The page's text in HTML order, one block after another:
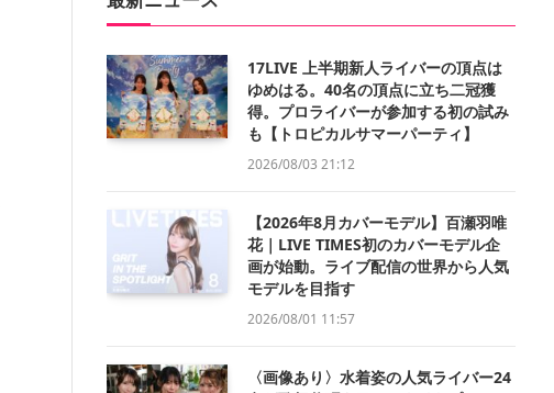
17LIVE 上半期新人ライバーの頂点は
ゆめはる。40名の頂点に立ち二冠獲
得。プロライバーが参加する初の試み
も【トロピカルサマーパーティ】
2026/08/03 21:12
【2026年8月カバーモデル】百瀬羽唯
花｜LIVE TIMES初のカバーモデル企
画が始動。ライブ配信の世界から人気
モデルを目指す
2026/08/01 11:57
〈画像あり〉水着姿の人気ライバー24